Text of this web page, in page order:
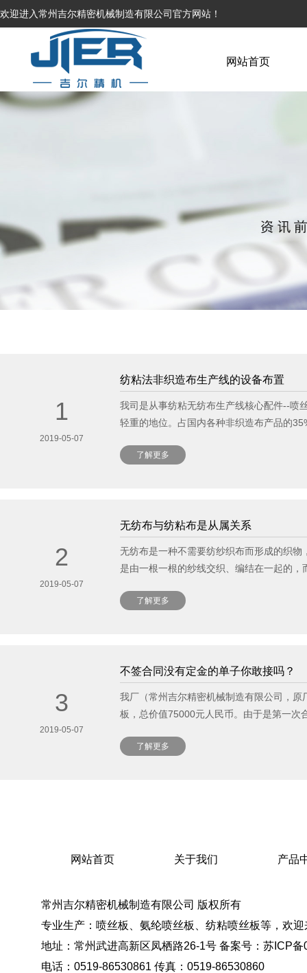
欢迎进入常州吉尔精密机械制造有限公司官方网站！
网站首页
1
2019-05-07
纺粘法非织造布生产线的设备布置
我司是从事纺粘无纺布生产线核心配件--喷
轻重的地位。占国内各种非织造布产品的
了解更多
2
2019-05-07
无纺布与纺粘布是从属关系
无纺布是一种不需要纺纱织布而形成的织
是由一根一根的纱线交织、编结在一起的
了解更多
3
2019-05-07
不签合同没有定金的单子你敢接吗？
我厂（常州吉尔精密机械制造有限公司，
板，总价值75000元人民币。由于是第一次
了解更多
网站首页 关于我们 产品
常州吉尔精密机械制造有限公司 版权所有
专业生产：喷丝板、氨纶喷丝板、纺粘喷丝板等，欢迎
地址：常州武进高新区凤栖路26-1号 备案号： 苏ICP备
电话：0519-86530861 传真：0519-86530860